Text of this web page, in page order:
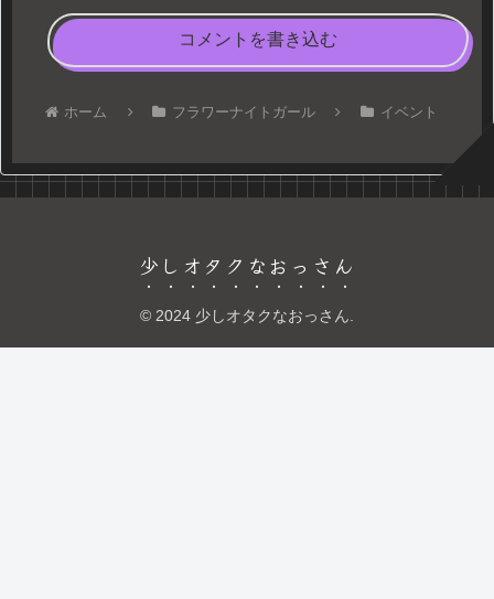
コメントを書き込む
ホーム フラワーナイトガール イベント
少しオタクなおっさん
© 2024 少しオタクなおっさん.